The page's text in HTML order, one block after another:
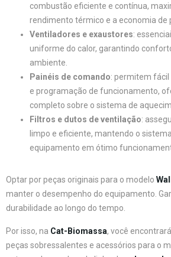
combustão eficiente e contínua,
rendimento térmico e a economia de
Ventiladores e exaustores:
uniforme do calor, garantindo
ambiente.
Painéis de comando: permitem
e programação de funcionamento,
completo sobre o sistema de
Filtros e dutos de ventilação:
limpo e eficiente, mantendo o
equipamento em ótimo
Optar por peças originais para o modelo
manter o desempenho do equipamento.
durabilidade ao longo do tempo.
Por isso, na Cat-Biomassa, você
peças sobressalentes e acessórios para o